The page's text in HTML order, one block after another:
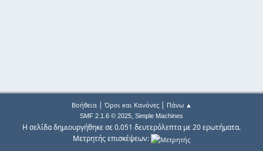
Βοήθεια| Όροι και Κανόνες| Πάνω ▲
SMF 2.1.6 © 2025, Simple Machines
Η σελίδα δημιουργήθηκε σε 0.051 δευτερόλεπτα με 20 ερωτήματα.
Μετρητής επισκέψεων: